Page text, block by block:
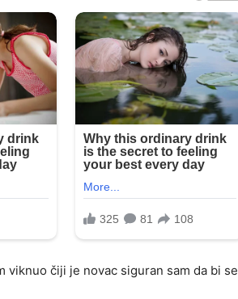
viknuo čiji je novac siguran sam da bi se